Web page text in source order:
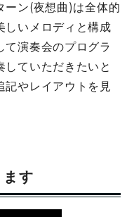
ーン(夜想曲)は全体的
しいメロディと構成
て演奏会のプログラ
ていただきたいと
記やレイアウトを見
す